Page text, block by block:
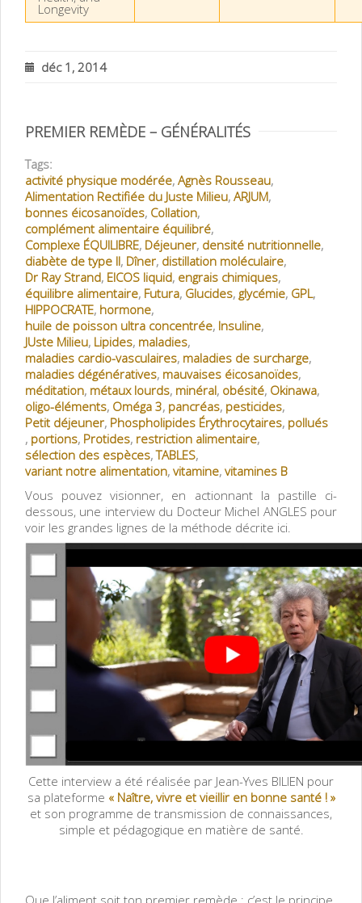
Longevity
déc 1, 2014
PREMIER REMÈDE – GÉNÉRALITÉS
Tags:
activité physique modérée, Agnès Rousseau,
Alimentation Rectifiée du Juste Milieu, ARJUM,
bonnes éicosanoïdes, Collation,
complément alimentaire équilibré,
Complexe ÉQUILIBRE, Déjeuner, densité nutritionnelle,
diabète de type II, Dîner, distillation moléculaire,
Dr Ray Strand, EICOS liquid, engrais chimiques,
équilibre alimentaire, Futura, Glucides, glycémie, GPL,
HIPPOCRATE, hormone,
huile de poisson ultra concentrée, Insuline,
JUste Milieu, Lipides, maladies,
maladies cardio-vasculaires, maladies de surcharge,
maladies dégénératives, mauvaises éicosanoïdes,
méditation, métaux lourds, minéral, obésité, Okinawa,
oligo-éléments, Oméga 3, pancréas, pesticides,
Petit déjeuner, Phospholipides Érythrocytaires, pollués
, portions, Protides, restriction alimentaire,
sélection des espèces,TABLES,
variant notre alimentation, vitamine, vitamines B
Vous pouvez visionner, en actionnant la pastille ci-
dessous, une interview du Docteur Michel ANGLES pour
voir les grandes lignes de la méthode décrite ici.
Cette interview a été réalisée par Jean-Yves BILIEN pour
sa plateforme « Naître, vivre et vieillir en bonne santé ! »
et son programme de transmission de connaissances,
simple et pédagogique en matière de santé.
Que l’aliment soit ton premier remède : c’est le principe